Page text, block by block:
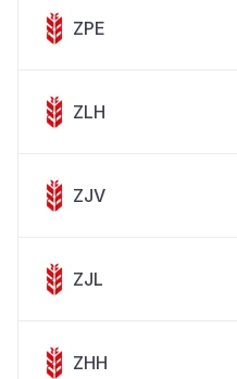
Taşınan Fonlar
Fiyat Endeks Değişimi
ZPE
ZLH
ZJV
ZJL
ZHH